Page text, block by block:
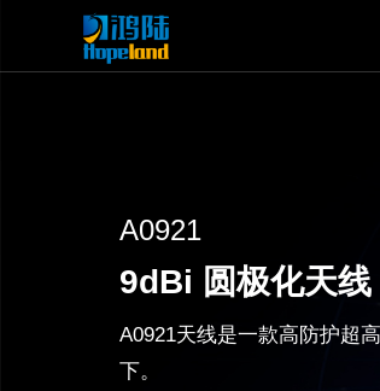
A0921
9dBi 圆极化天线
A0921天线是一款高防护超
下。